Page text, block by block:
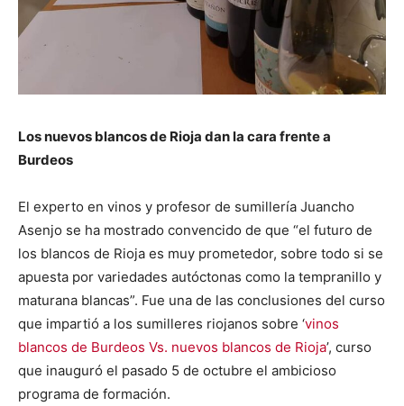
Los nuevos blancos de Rioja dan la cara frente a
Burdeos
El experto en vinos y profesor de sumillería Juancho
Asenjo se ha mostrado convencido de que “el futuro de
los blancos de Rioja es muy prometedor, sobre todo si se
apuesta por variedades autóctonas como la tempranillo y
maturana blancas”. Fue una de las conclusiones del curso
que impartió a los sumilleres riojanos sobre ‘vinos
blancos de Burdeos Vs. nuevos blancos de Rioja’, curso
que inauguró el pasado 5 de octubre el ambicioso
programa de formación.